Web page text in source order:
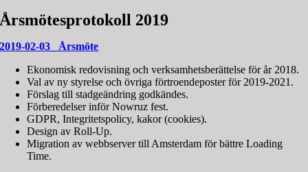
Årsmötesprotokoll 2019
2019-02-03_ Årsmöte
Ekonomisk redovisning och verksamhetsberättelse för år 2018.
Val av ny styrelse och övriga förtroendeposter för 2019-2021.
Förslag till stadgeändring godkändes.
Förberedelser inför Nowruz fest.
GDPR, Integritetspolicy, kakor (cookies).
Design av Roll-Up.
Migration av webbserver till Amsterdam för bättre Loading
Time.